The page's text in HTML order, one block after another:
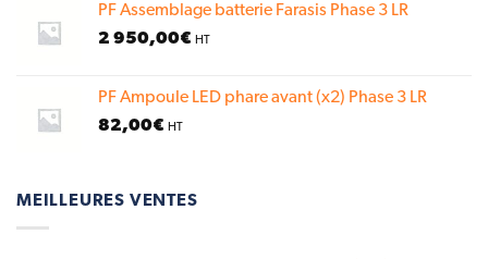
PF Assemblage batterie Farasis Phase 3 LR
2 950,00€ HT
PF Ampoule LED phare avant (x2) Phase 3 LR
82,00€ HT
MEILLEURES VENTES